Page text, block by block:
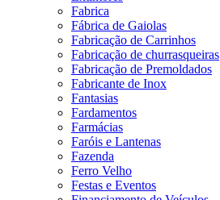
Fabrica
Fábrica de Gaiolas
Fabricação de Carrinhos
Fabricação de churrasqueiras
Fabricação de Premoldados
Fabricante de Inox
Fantasias
Fardamentos
Farmácias
Faróis e Lantenas
Fazenda
Ferro Velho
Festas e Eventos